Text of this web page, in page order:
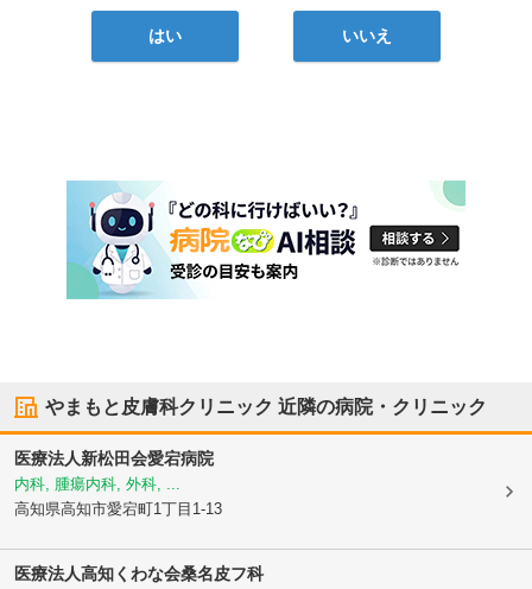
はい いいえ
やまもと皮膚科クリニック 近隣の病院・クリニック
医療法人新松田会愛宕病院
内科, 腫瘍内科, 外科, ...
高知県高知市愛宕町1丁目1-13
医療法人高知くわな会桑名皮フ科